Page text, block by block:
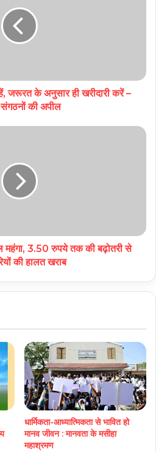
जरूरत के अनुसार ही खरीदारी करें –
संगठनों की अपील
महंगा, 3.50 रुपये तक की बढ़ोतरी से
की हालत खराब
धार्मिकता-आध्यात्मिकता से भावित हो
मानव जीवन : मानवता के मसीहा
महाश्रमण